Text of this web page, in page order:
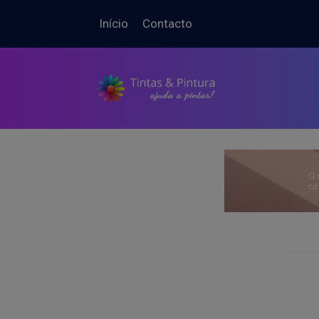
Início Contacto